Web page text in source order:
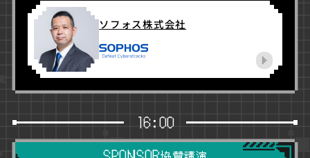
ソフォス株式会社
16:00